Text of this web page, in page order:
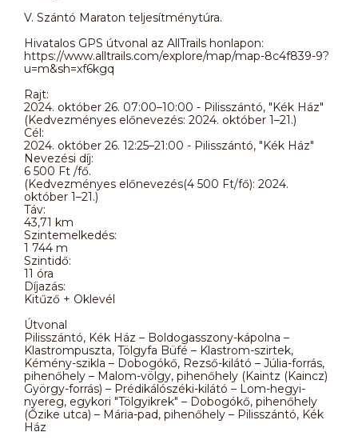
V. Szántó Maraton teljesítménytúra.
Hivatalos GPS útvonal az AllTrails honlapon:
https://www.alltrails.com/explore/map/map-8c4f839-9?
u=m&sh=xf6kgq
Rajt:
2024. október 26. 07:00–10:00 - Pilisszántó, "Kék Ház"
(Kedvezményes előnevezés: 2024. október 1–21.)
Cél:
2024. október 26. 12:25–21:00 - Pilisszántó, "Kék Ház"
Nevezési díj:
6 500 Ft /fő.
(Kedvezményes előnevezés(4 500 Ft/fő): 2024.
október 1–21.)
Táv:
43,71 km
Szintemelkedés:
1 744 m
Szintidő:
11 óra
Díjazás:
Kitűző + Oklevél
Útvonal
Pilisszántó, Kék Ház – Boldogasszony-kápolna –
Klastrompuszta, Tölgyfa Büfé – Klastrom-szirtek,
Kémény-szikla – Dobogókő, Rezső-kilátó – Júlia-forrás,
pihenőhely – Malom-völgy, pihenőhely (Kaintz (Kaincz)
György-forrás) – Prédikálószéki-kilátó – Lom-hegyi-
nyereg, egykori "Tölgyikrek" – Dobogókő, pihenőhely
(Őzike utca) – Mária-pad, pihenőhely – Pilisszántó, Kék
Ház